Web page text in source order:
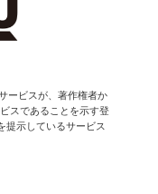
ービスが、著作権者か
スであることを示す登
提示しているサービス